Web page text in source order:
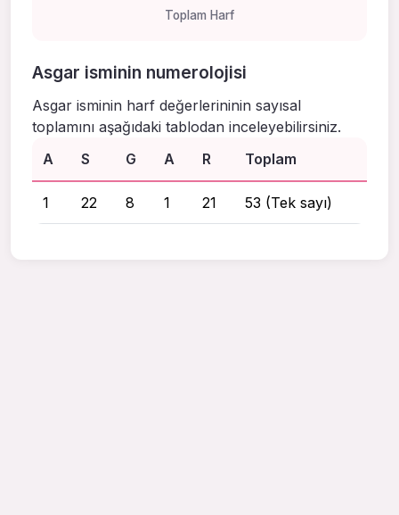
Toplam Harf
Asgar isminin numerolojisi
Asgar isminin harf değerlerininin sayısal
toplamını aşağıdaki tablodan inceleyebilirsiniz.
A
S G A R Toplam
1 22 8 1 21 53 (Tek sayı)